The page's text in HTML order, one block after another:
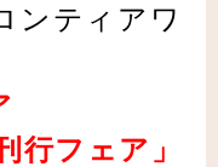
ンティアワ
フェア」